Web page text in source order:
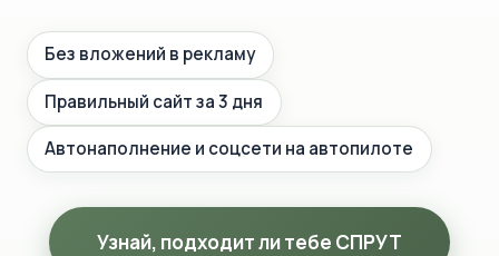
Без вложений в рекламу
Правильный сайт за 3 дня
Автонаполнение и соцсети на автопилоте
Узнай, подходит ли тебе СПРУТ